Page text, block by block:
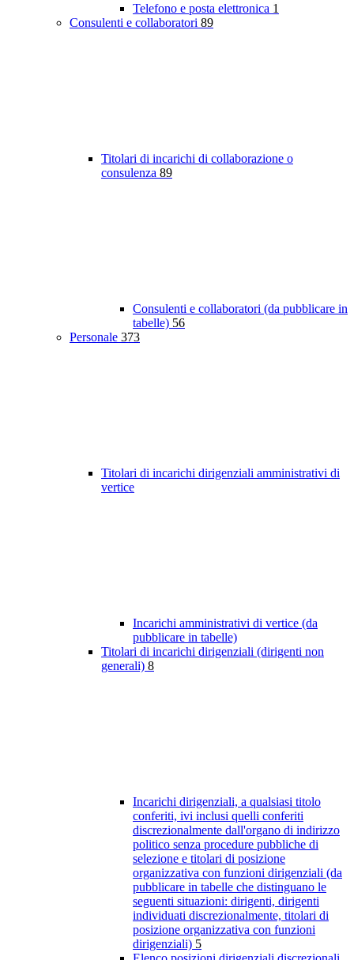
Telefono e posta elettronica 1
Consulenti e collaboratori 89
Titolari di incarichi di collaborazione o
consulenza 89
Consulenti e collaboratori (da pubblicare in
tabelle) 56
Personale 373
Titolari di incarichi dirigenziali amministrativi di
vertice
Incarichi amministrativi di vertice (da
pubblicare in tabelle)
Titolari di incarichi dirigenziali (dirigenti non
generali) 8
Incarichi dirigenziali, a qualsiasi titolo
conferiti, ivi inclusi quelli conferiti
discrezionalmente dall'organo di indirizzo
politico senza procedure pubbliche di
selezione e titolari di posizione
organizzativa con funzioni dirigenziali (da
pubblicare in tabelle che distinguano le
seguenti situazioni: dirigenti, dirigenti
individuati discrezionalmente, titolari di
posizione organizzativa con funzioni
dirigenziali) 5